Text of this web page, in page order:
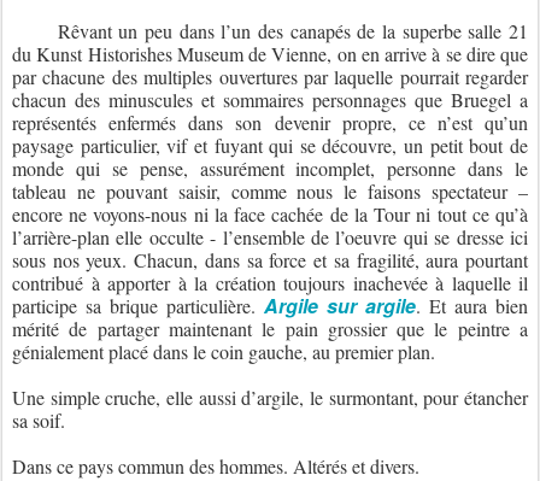
Rêvant un peu dans l’un des canapés de la superbe salle 21
du Kunst Historishes Museum de Vienne, on en arrive à se dire que
par chacune des multiples ouvertures par laquelle pourrait regarder
chacun des minuscules et sommaires personnages que Bruegel a
représentés enfermés dans son devenir propre, ce n’est qu’un
paysage particulier, vif et fuyant qui se découvre, un petit bout de
monde qui se pense, assurément incomplet, personne dans le
tableau ne pouvant saisir, comme nous le faisons spectateur –
encore ne voyons-nous ni la face cachée de la Tour ni tout ce qu’à
l’arrière-plan elle occulte - l’ensemble de l’oeuvre qui se dresse ici
sous nos yeux. Chacun, dans sa force et sa fragilité, aura pourtant
contribué à apporter à la création toujours inachevée à laquelle il
participe sa brique particulière. Argile sur argile. Et aura bien
mérité de partager maintenant le pain grossier que le peintre a
génialement placé dans le coin gauche, au premier plan.
Une simple cruche, elle aussi d’argile, le surmontant, pour étancher
sa soif.
Dans ce pays commun des hommes. Altérés et divers.